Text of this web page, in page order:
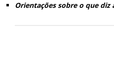
Orientações sobre o que diz